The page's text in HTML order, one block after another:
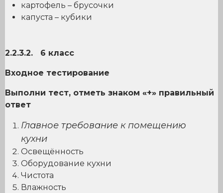
картофель – брусочки
капуста – кубики
2.2.3.2. 6 класс
Входное тестирование
Выполни тест, отметь знаком «+» правильный
ответ
Главное требование к помещению
кухни
Освещённость
Оборудование кухни
Чистота
Влажность